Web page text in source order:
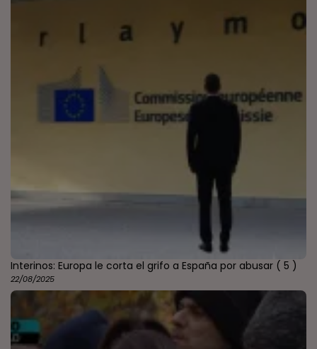
Interinos: Europa le corta el grifo a España por abusar ( 5 )
22/08/2025